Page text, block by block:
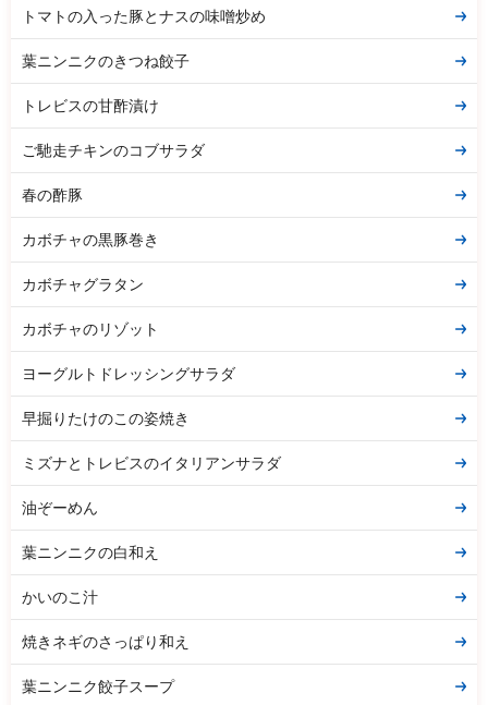
トマトの入った豚とナスの味噌炒め
葉ニンニクのきつね餃子
トレビスの甘酢漬け
ご馳走チキンのコブサラダ
春の酢豚
カボチャの黒豚巻き
カボチャグラタン
カボチャのリゾット
ヨーグルトドレッシングサラダ
早掘りたけのこの姿焼き
ミズナとトレビスのイタリアンサラダ
油ぞーめん
葉ニンニクの白和え
かいのこ汁
焼きネギのさっぱり和え
葉ニンニク餃子スープ